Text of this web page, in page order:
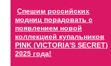
Спешим российских
модниц порадовать с
появлением новой
коллекцией купальников
PINK (VICTORIA'S SECRET)
2025 года!